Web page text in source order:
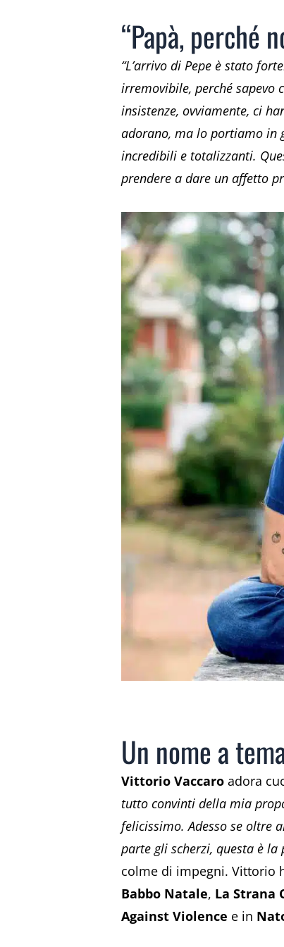
“Papà, perché
“L’arrivo di Pepe è stato
irremovibile, perché sapevo
insistenze, ovviamente, ci
adorano, ma lo portiamo in
incredibili e totalizzanti.
prendere a dare un affetto
Un nome a
Vittorio Vaccaro adora
tutto convinti della mia
felicissimo. Adesso se oltre
parte gli scherzi, questa è
colme di impegni. Vittorio
Babbo Natale, La Strana
Against Violence e in